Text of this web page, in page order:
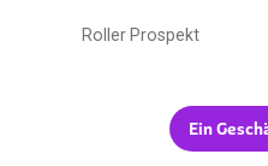
Roller Prospekt
Ein